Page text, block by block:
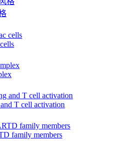
T cell activation
family members